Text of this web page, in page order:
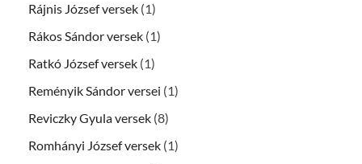
Rájnis József versek (1)
Rákos Sándor versek (1)
Ratkó József versek (1)
Reményik Sándor versei (1)
Reviczky Gyula versek (8)
Romhányi József versek (1)